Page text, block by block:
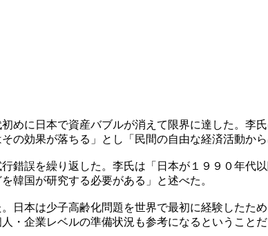
めに日本で資産バブルが消えて限界に達した。李
の効果が落ちる」とし「民間の自由な経済活動か
錯誤を繰り返した。李氏は「日本が１９９０年代
韓国が研究する必要がある」と述べた。
日本は少子高齢化問題を世界で最初に経験したた
・企業レベルの準備状況も参考になるということだ